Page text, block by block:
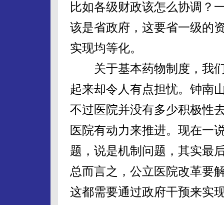
比如各级财政该怎么协调？
该是省政府，这要省一级的
实现均等化。
关于基本药物制度，我们
起来却令人有点担忧。钟南
不过医院并没有多少积极性
医院有动力来推进。现在一
题，说是机制问题，其实最
总而言之，公立医院改革要
这都需要通过政府干预来实